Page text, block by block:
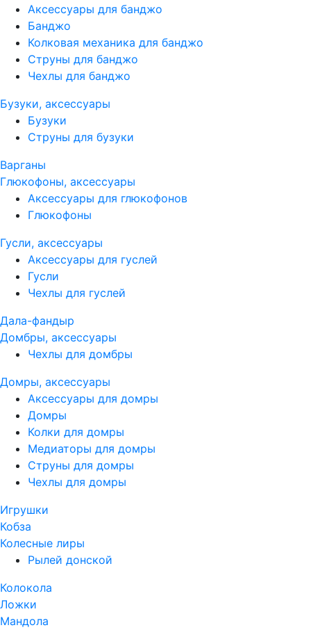
Аксессуары для банджо
Банджо
Колковая механика для банджо
Струны для банджо
Чехлы для банджо
Бузуки, аксессуары
Бузуки
Струны для бузуки
Варганы
Глюкофоны, аксессуары
Аксессуары для глюкофонов
Глюкофоны
Гусли, аксессуары
Аксессуары для гуслей
Гусли
Чехлы для гуслей
Дала-фандыр
Домбры, аксессуары
Чехлы для домбры
Домры, аксессуары
Аксессуары для домры
Домры
Колки для домры
Медиаторы для домры
Струны для домры
Чехлы для домры
Игрушки
Кобза
Колесные лиры
Рылей донской
Колокола
Ложки
Мандола